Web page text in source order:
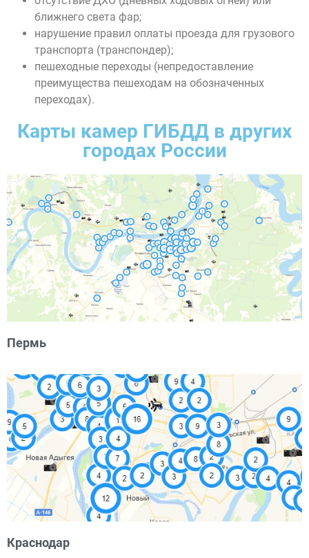
ближнего света фар;
нарушение правил оплаты проезда для грузового
транспорта (транспондер);
пешеходные переходы (непредоставление
преимущества пешеходам на обозначенных
переходах).
Карты камер ГИБДД в других
городах России
Пермь
Краснодар